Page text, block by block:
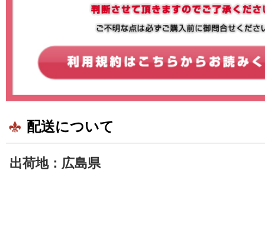
配送について
出荷地：広島県